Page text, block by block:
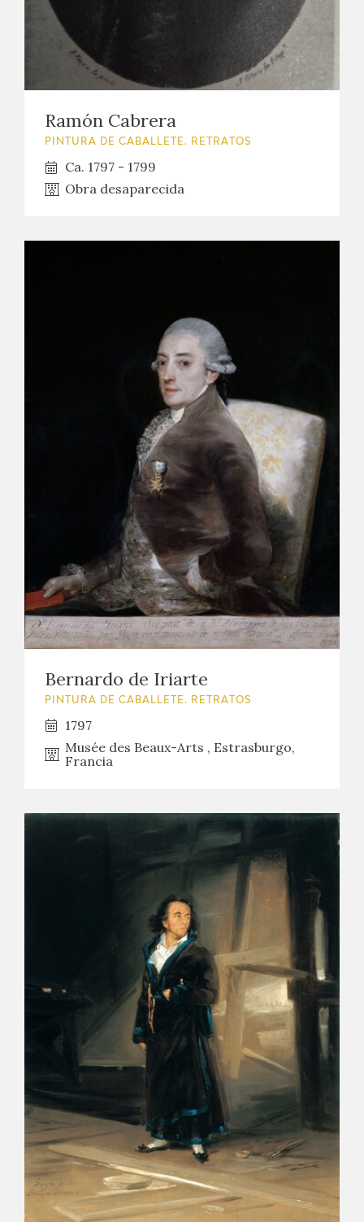
EXPOSICIONES
ACTIVIDADES
ACTUALIDAD
SALA DE PRENSA
PREMIO ARAGÓN GOYA
PUBLICACIONES
TIENDA
EDUCA
RECURSOS EDUCATIVOS
Ramón Cabrera
PINTURA DE CABALLETE. RETRATOS
Ca. 1797 - 1799
Obra desaparecida
Bernardo de Iriarte
PINTURA DE CABALLETE. RETRATOS
1797
Musée des Beaux-Arts , Estrasburgo,
Francia